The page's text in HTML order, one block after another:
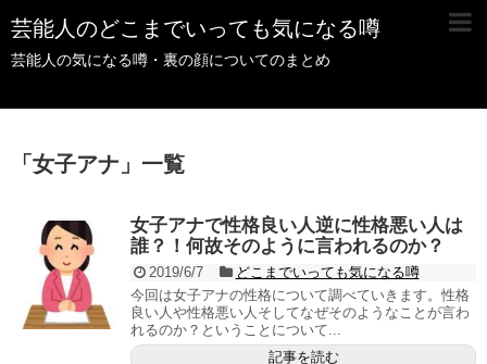
芸能人のどこまでいっても気になる噂
芸能人の気になる噂・裏の顔についてのまとめ
「 女子アナ 」 一覧
女子アナで性格良い人逆に性格悪い人は
誰？！何故そのように言われるのか？
2019/6/7
どこまでいっても気になる噂
今回は女子アナの性格について調べていきます。性格
良い人や性格悪い人そしてなぜそのようなことが言わ
れるのか？ということについて...
記事を読む